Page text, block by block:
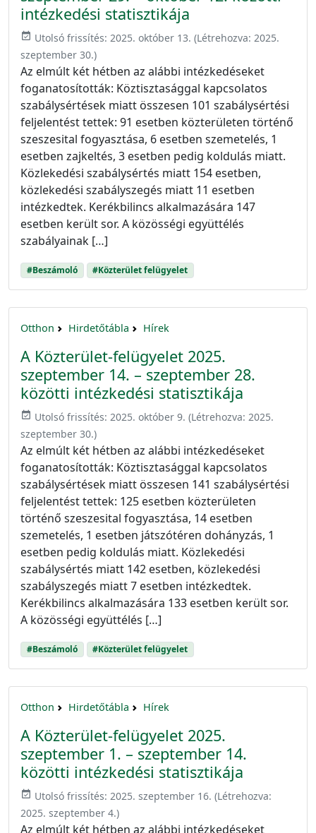
intézkedési statisztikája
event_available Utolsó frissítés: 2025. október 13. (Létrehozva: 2025.
szeptember 30.)
Az elmúlt két hétben az alábbi intézkedéseket
foganatosították: Köztisztasággal kapcsolatos
szabálysértések miatt összesen 101 szabálysértési
feljelentést tettek: 91 esetben közterületen történő
szeszesital fogyasztása, 6 esetben szemetelés, 1
esetben zajkeltés, 3 esetben pedig koldulás miatt.
Közlekedési szabálysértés miatt 154 esetben,
közlekedési szabályszegés miatt 11 esetben
intézkedtek. Kerékbilincs alkalmazására 147
esetben került sor. A közösségi együttélés
szabályainak […]
#Beszámoló #Közterület felügyelet
Otthon Hirdetőtábla Hírek
A Közterület-felügyelet 2025.
szeptember 14. – szeptember 28.
közötti intézkedési statisztikája
event_available Utolsó frissítés: 2025. október 9. (Létrehozva: 2025.
szeptember 30.)
Az elmúlt két hétben az alábbi intézkedéseket
foganatosították: Köztisztasággal kapcsolatos
szabálysértések miatt összesen 141 szabálysértési
feljelentést tettek: 125 esetben közterületen
történő szeszesital fogyasztása, 14 esetben
szemetelés, 1 esetben játszótéren dohányzás, 1
esetben pedig koldulás miatt. Közlekedési
szabálysértés miatt 142 esetben, közlekedési
szabályszegés miatt 7 esetben intézkedtek.
Kerékbilincs alkalmazására 133 esetben került sor.
A közösségi együttélés […]
#Beszámoló #Közterület felügyelet
Otthon Hirdetőtábla Hírek
A Közterület-felügyelet 2025.
szeptember 1. – szeptember 14.
közötti intézkedési statisztikája
event_available Utolsó frissítés: 2025. szeptember 16. (Létrehozva:
2025. szeptember 4.)
Az elmúlt két hétben az alábbi intézkedéseket